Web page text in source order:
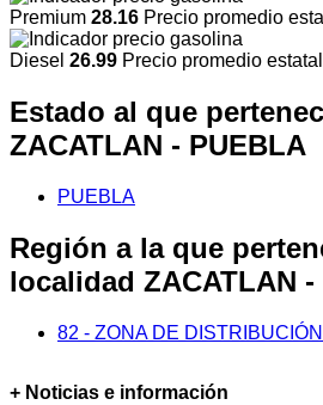
Premium 28.16 Precio promedio
Diesel 26.99 Precio promedio estatal
Estado al que
ZACATLAN - PUEBLA
PUEBLA
Región a la que
localidad ZACATLAN -
82 - ZONA DE
+ Noticias e información